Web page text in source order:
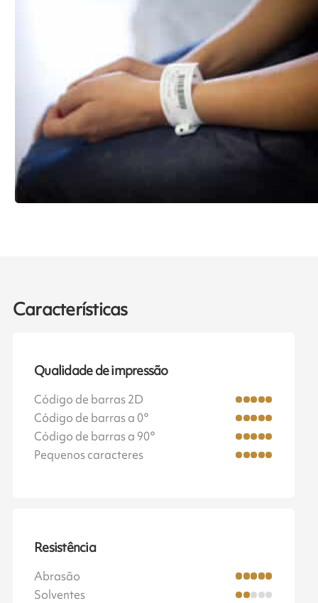
Características
Qualidade de impressão
Código de barras 2D
Código de barras a 0°
Código de barras a 90°
Pequenos caracteres
Resistência
Abrasão
Solventes